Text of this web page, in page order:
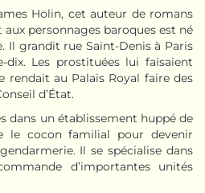
Holin, cet auteur de romans
personnages baroques est né
Il grandit rue Saint-Denis à Paris
dix. Les prostituées lui faisaient
rendait au Palais Royal faire des
d’État.
dans un établissement huppé de
le cocon familial pour devenir
Il se spécialise dans
d’importantes unités